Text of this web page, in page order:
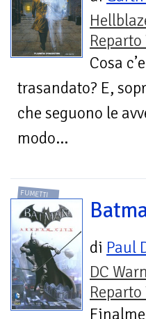
Cosa
trasandato? E,
che seguono le
modo...
FUMETTI
di Paul
DC